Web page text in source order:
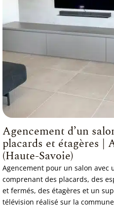
Agencement d’un
placards et étagères |
(Haute-Savoie)
Agencement pour un salon avec
comprenant des placards, des
et fermés, des étagères et un
télévision réalisé sur la